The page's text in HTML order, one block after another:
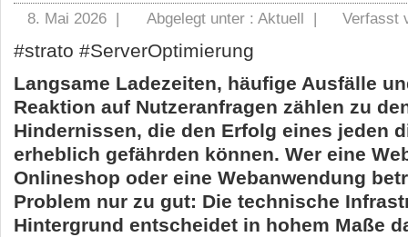
8. Mai 2026 | Abgelegt unter : Aktuell | Verfasst
#strato #ServerOptimierung
Langsame Ladezeiten, häufige Ausfälle
Reaktion auf Nutzeranfragen zählen zu
Hindernissen, die den Erfolg eines jeden
erheblich gefährden können. Wer eine
Onlineshop oder eine Webanwendung
Problem nur zu gut: Die technische
Hintergrund entscheidet in hohem Maße